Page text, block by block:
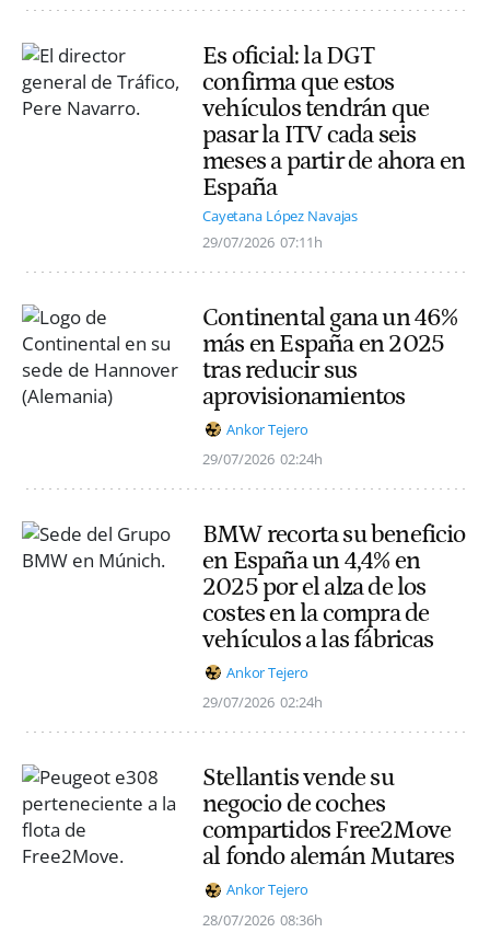
Es oficial: la DGT
confirma que estos
vehículos tendrán que
pasar la ITV cada seis
meses a partir de ahora en
España
Cayetana López Navajas
29/07/2026 07:11h
Continental gana un 46%
más en España en 2025
tras reducir sus
aprovisionamientos
Ankor Tejero
29/07/2026 02:24h
BMW recorta su beneficio
en España un 4,4% en
2025 por el alza de los
costes en la compra de
vehículos a las fábricas
Ankor Tejero
29/07/2026 02:24h
Stellantis vende su
negocio de coches
compartidos Free2Move
al fondo alemán Mutares
Ankor Tejero
28/07/2026 08:36h